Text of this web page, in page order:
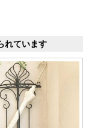
れています